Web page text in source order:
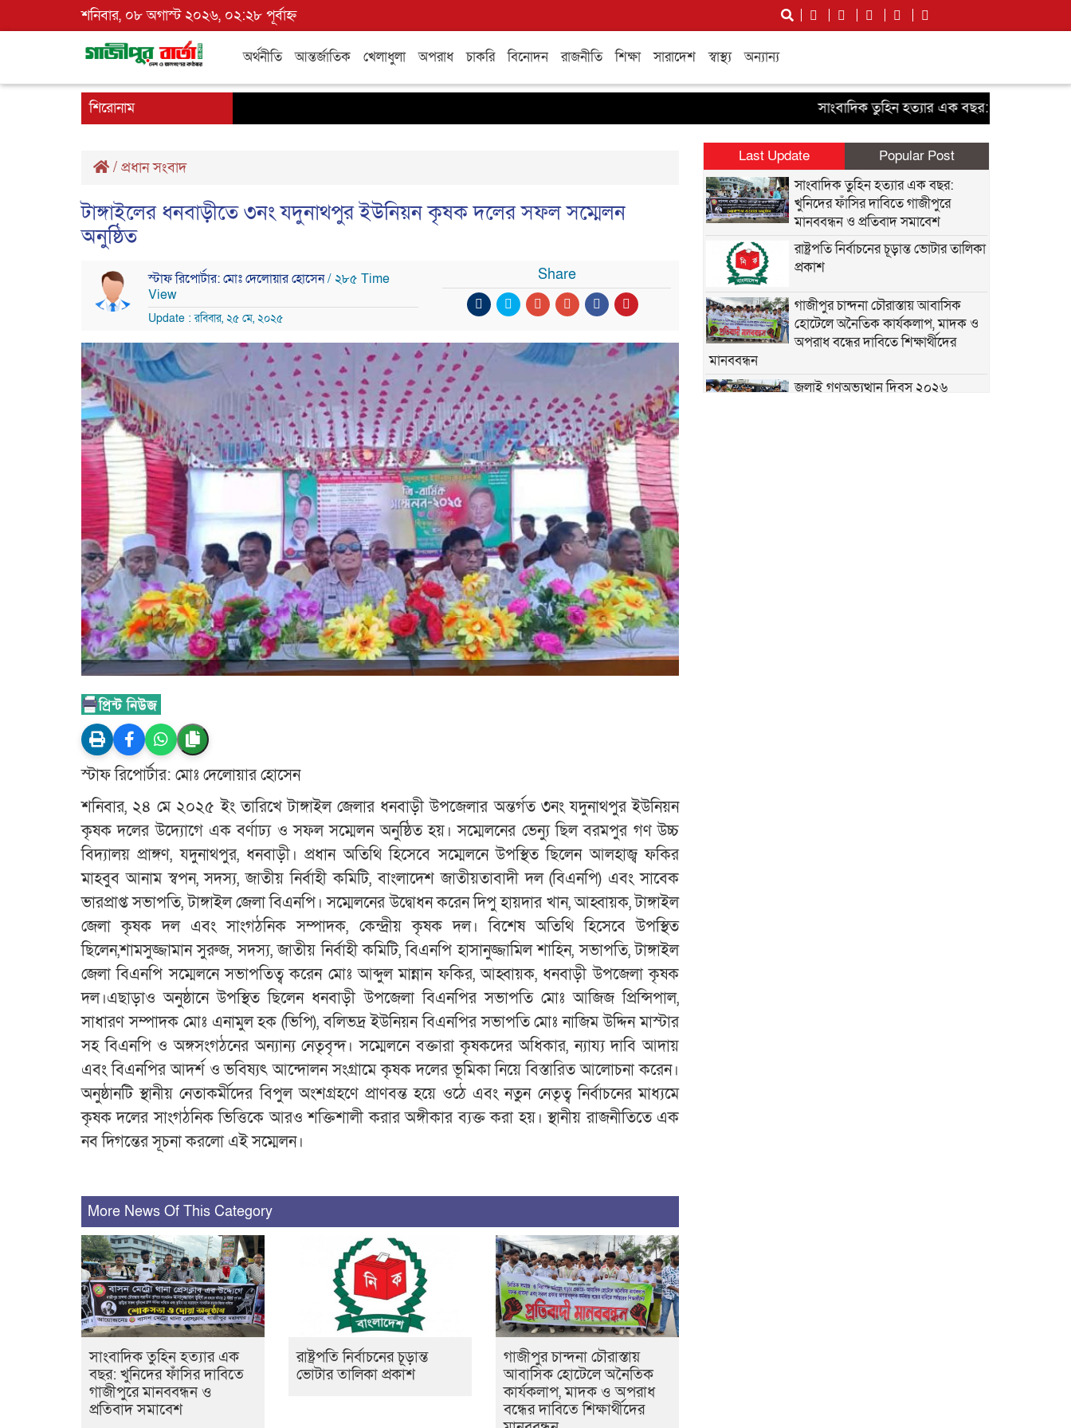
শনিবার, ০৮ অগাস্ট ২০২৬, ০২:২৮ পূর্বাহ্ন
অর্থনীতি আন্তর্জাতিক খেলাধুলা অপরাধ চাকরি বিনোদন রাজনীতি শিক্ষা সারাদেশ স্বাস্থ্য অন্যান্য
শিরোনাম সাংবাদিক তুহিন হত্যার এক বছর: খুনিদের ফাঁসির
/ প্রধান সংবাদ
টাঙ্গাইলের ধনবাড়ীতে ৩নং যদুনাথপুর ইউনিয়ন কৃষক দলের সফল সম্মেলন
অনুষ্ঠিত
স্টাফ রিপোর্টার: মোঃ দেলোয়ার হোসেন/ ২৮৫ Time
View
Update : রবিবার, ২৫ মে, ২০২৫
Share
স্টাফ রিপোর্টার: মোঃ দেলোয়ার হোসেন
শনিবার, ২৪ মে ২০২৫ ইং তারিখে টাঙ্গাইল জেলার ধনবাড়ী উপজেলার অন্তর্গত ৩নং যদুনাথপুর ইউনিয়ন
কৃষক দলের উদ্যোগে এক বর্ণাঢ্য ও সফল সম্মেলন অনুষ্ঠিত হয়। সম্মেলনের ভেন্যু ছিল বরমপুর গণ উচ্চ
বিদ্যালয় প্রাঙ্গণ, যদুনাথপুর, ধনবাড়ী। প্রধান অতিথি হিসেবে সম্মেলনে উপস্থিত ছিলেন আলহাজ্ব ফকির
মাহবুব আনাম স্বপন, সদস্য, জাতীয় নির্বাহী কমিটি, বাংলাদেশ জাতীয়তাবাদী দল (বিএনপি) এবং সাবেক
ভারপ্রাপ্ত সভাপতি, টাঙ্গাইল জেলা বিএনপি। সম্মেলনের উদ্বোধন করেন দিপু হায়দার খান, আহ্বায়ক, টাঙ্গাইল
জেলা কৃষক দল এবং সাংগঠনিক সম্পাদক, কেন্দ্রীয় কৃষক দল। বিশেষ অতিথি হিসেবে উপস্থিত
ছিলেন,শামসুজ্জামান সুরুজ, সদস্য, জাতীয় নির্বাহী কমিটি, বিএনপি হাসানুজ্জামিল শাহিন, সভাপতি, টাঙ্গাইল
জেলা বিএনপি সম্মেলনে সভাপতিত্ব করেন মোঃ আব্দুল মান্নান ফকির, আহ্বায়ক, ধনবাড়ী উপজেলা কৃষক
দল।এছাড়াও অনুষ্ঠানে উপস্থিত ছিলেন ধনবাড়ী উপজেলা বিএনপির সভাপতি মোঃ আজিজ প্রিন্সিপাল,
সাধারণ সম্পাদক মোঃ এনামুল হক (ভিপি), বলিভদ্র ইউনিয়ন বিএনপির সভাপতি মোঃ নাজিম উদ্দিন মাস্টার
সহ বিএনপি ও অঙ্গসংগঠনের অন্যান্য নেতৃবৃন্দ। সম্মেলনে বক্তারা কৃষকদের অধিকার, ন্যায্য দাবি আদায়
এবং বিএনপির আদর্শ ও ভবিষ্যৎ আন্দোলন সংগ্রামে কৃষক দলের ভূমিকা নিয়ে বিস্তারিত আলোচনা করেন।
অনুষ্ঠানটি স্থানীয় নেতাকর্মীদের বিপুল অংশগ্রহণে প্রাণবন্ত হয়ে ওঠে এবং নতুন নেতৃত্ব নির্বাচনের মাধ্যমে
কৃষক দলের সাংগঠনিক ভিত্তিকে আরও শক্তিশালী করার অঙ্গীকার ব্যক্ত করা হয়। স্থানীয় রাজনীতিতে এক
নব দিগন্তের সূচনা করলো এই সম্মেলন।
More News Of This Category
সাংবাদিক তুহিন হত্যার এক
বছর: খুনিদের ফাঁসির দাবিতে
গাজীপুরে মানববন্ধন ও
প্রতিবাদ সমাবেশ
রাষ্ট্রপতি নির্বাচনের চূড়ান্ত
ভোটার তালিকা প্রকাশ
গাজীপুর চান্দনা চৌরাস্তায়
আবাসিক হোটেলে অনৈতিক
কার্যকলাপ, মাদক ও অপরাধ
বন্ধের দাবিতে শিক্ষার্থীদের
Last Update
Popular Post
সাংবাদিক তুহিন হত্যার এক বছর:
খুনিদের ফাঁসির দাবিতে গাজীপুরে
মানববন্ধন ও প্রতিবাদ সমাবেশ
রাষ্ট্রপতি নির্বাচনের চূড়ান্ত ভোটার তালিকা
প্রকাশ
গাজীপুর চান্দনা চৌরাস্তায় আবাসিক
হোটেলে অনৈতিক কার্যকলাপ, মাদক ও
অপরাধ বন্ধের দাবিতে শিক্ষার্থীদের
মানববন্ধন
জুলাই গণঅভ্যুত্থান দিবস ২০২৬